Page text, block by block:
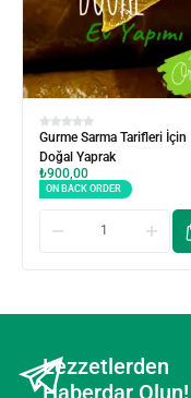
Gurme Sarma Tarifleri İçin
Doğal Yaprak
₺900,00
ON BACK ORDER
Lezzetlerden
Haberdar Olun!